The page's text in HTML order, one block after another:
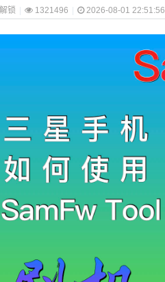
锁 1321496 2026-08-01 22:51:56